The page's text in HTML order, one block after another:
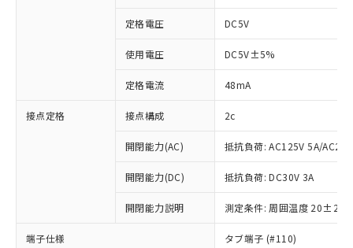
定格電圧 DC5V
使用電圧 DC5V±5%
定格電流 48mA
接点定格 接点構成 2c
開閉能力(AC) 抵抗負荷: AC125V 5A/
開閉能力(DC) 抵抗負荷: DC30V 3A
開閉能力説明 測定条件: 周囲温度 20±2℃
端子仕様 タブ端子 (#110)